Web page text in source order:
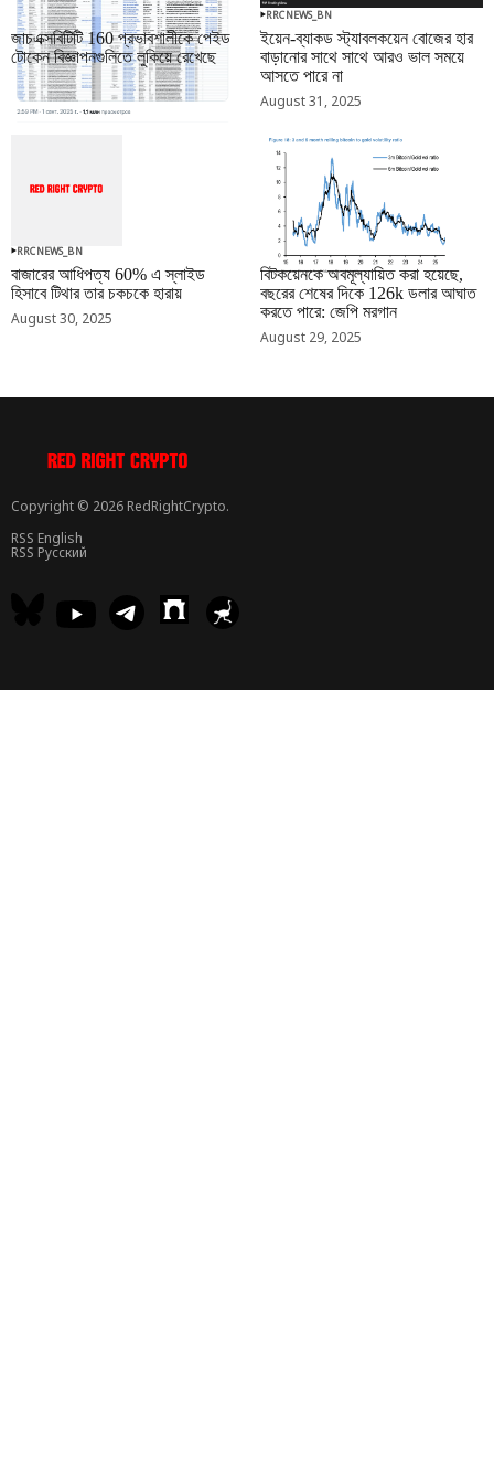
RRCNEWS_BN
জাচএক্সবিটিটি 160 প্রভাবশালীকে পেইড
টোকেন বিজ্ঞাপনগুলিতে লুকিয়ে রেখেছে
September 01, 2025
RRCNEWS_BN
ইয়েন-ব্যাকড স্ট্যাবলকয়েন বোজের হার
বাড়ানোর সাথে সাথে আরও ভাল সময়ে
আসতে পারে না
August 31, 2025
RRCNEWS_BN
বাজারের আধিপত্য 60% এ স্লাইড
হিসাবে টিথার তার চকচকে হারায়
August 30, 2025
RRCNEWS_BN
বিটকয়েনকে অবমূল্যায়িত করা হয়েছে,
বছরের শেষের দিকে 126k ডলার আঘাত
করতে পারে: জেপি মরগান
August 29, 2025
Copyright © 2026 RedRightCrypto.
RSS English
RSS Русский